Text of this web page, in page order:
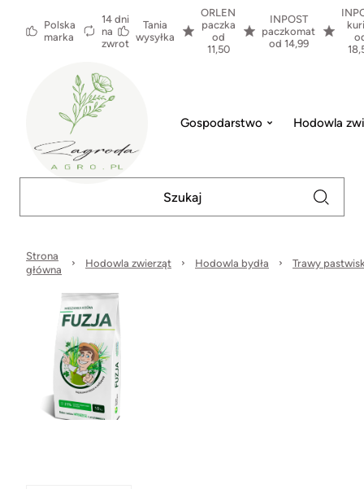
Polska
marka
14 dni
na
zwrot
Tania
wysyłka
ORLEN
paczka
od
11,50
INPOST
paczkomat
od 14,99
Gospodarstwo Hodowla
Strona
główna
Hodowla zwierząt Hodowla bydła Trawy